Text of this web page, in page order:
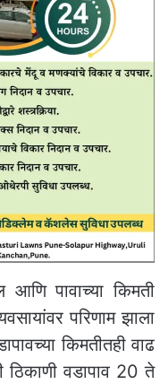
पावाच्या किमती
परिणाम झाला
किमतीतही वाढ
ठिकाणी वडापाव 20 ते